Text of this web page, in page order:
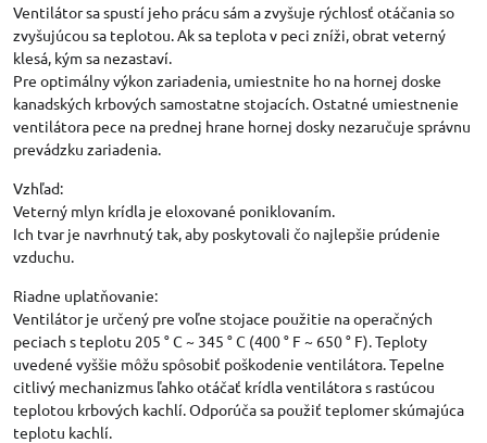
Ventilátor sa spustí jeho prácu sám a zvyšuje rýchlosť otáčania so
zvyšujúcou sa teplotou. Ak sa teplota v peci zníži, obrat veterný
klesá, kým sa nezastaví.
Pre optimálny výkon zariadenia, umiestnite ho na hornej doske
kanadských krbových samostatne stojacích. Ostatné umiestnenie
ventilátora pece na prednej hrane hornej dosky nezaručuje správnu
prevádzku zariadenia.
Vzhľad:
Veterný mlyn krídla je eloxované poniklovaním.
Ich tvar je navrhnutý tak, aby poskytovali čo najlepšie prúdenie
vzduchu.
Riadne uplatňovanie:
Ventilátor je určený pre voľne stojace použitie na operačných
peciach s teplotu 205 ° C ~ 345 ° C (400 ° F ~ 650 ° F). Teploty
uvedené vyššie môžu spôsobiť poškodenie ventilátora. Tepelne
citlivý mechanizmus ľahko otáčať krídla ventilátora s rastúcou
teplotou krbových kachlí. Odporúča sa použiť teplomer skúmajúca
teplotu kachlí.